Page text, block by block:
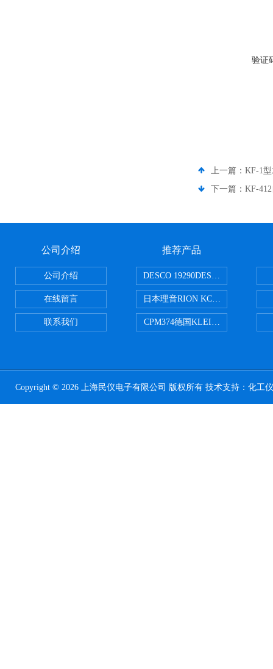
验证
上一篇： KF-1
下一篇： KF-
公司介绍
公司介绍
在线留言
联系我们
推荐产品
DESCO 19290DESCO 19290重锤
日本理音RION KC-51/KC-52便携
CPM374德国KLEINWAECHTER
Copyright © 2026 上海民仪电子有限公司 版权所有 技术支持： 化工